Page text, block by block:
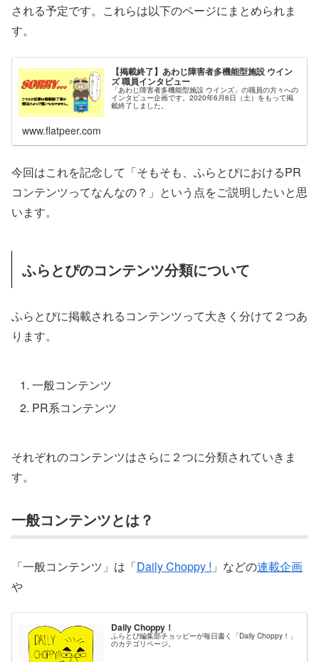
される予定です。これらは以下のページにまとめられま
す。
【掲載終了】あわじ障害者多機能型施設 ウイン
ズ 職員インタビュー
「あわじ障害者多機能型施設 ウインズ」の職員の方々への
インタビュー企画です。2020年6月6日（土）をもって掲
載終了しました。
www.flatpeer.com
今回はこれを記念して「そもそも、ふらとぴにおけるPR
コンテンツってなんなの？」という点をご説明したいと思
います。
ふらとぴのコンテンツ分類について
ふらとぴに掲載されるコンテンツって大きく分けて２つあ
ります。
一般コンテンツ
PR系コンテンツ
それぞれのコンテンツはさらに２つに分類されていきま
す。
一般コンテンツとは？
「一般コンテンツ」は「Daily Choppy ! 」などの連載企画
や
Daily Choppy！
ふらとぴ編集部チョッピーが毎日書く「Daily Choppy！」
のカテゴリページ。